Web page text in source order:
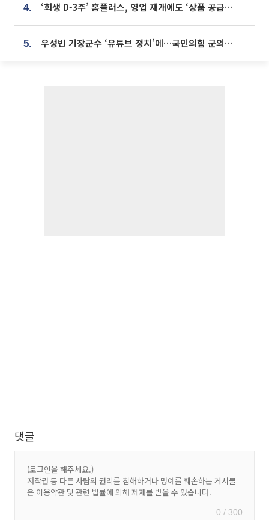
4. ‘회생 D-3주’ 홈플러스, 영업 재개에도 ‘상품 공급망’ 복구가 생존 관건
5. 우성빈 기장군수 ‘유튜브 정치’에…국민의힘 군의원들 집단 반발
댓글
0 / 300